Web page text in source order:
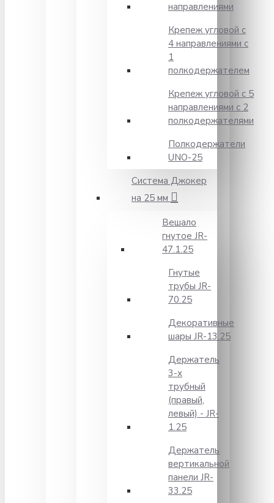
направлениями
Крепеж угловой с
4 направлениями с
1
полкодержателем
Крепеж угловой с 5
направлениями с 2
полкодержателями
Полкодержатели
UNO-25
Система Джокер
на 25 мм
Вешало
гнутое JR-
47.1.25
Гнутые
трубы JR-
70.25
Декоративные
шары JR-13.25
Держатель
3-х
трубный
(правый,
левый) - JR-
1.25
Держатель
вертикальной
панели JR-
33.25